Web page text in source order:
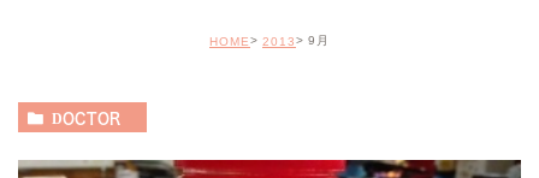
HOME 2013 9月
DOCTOR